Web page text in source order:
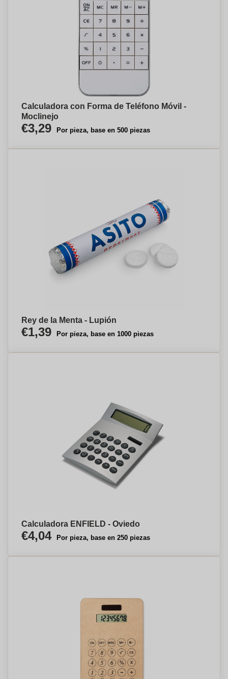
Calculadora con Forma de Teléfono Móvil -
Moclinejo
€3,29 Por pieza, base en 500 piezas
Rey de la Menta - Lupión
€1,39 Por pieza, base en 1000 piezas
Calculadora ENFIELD - Oviedo
€4,04 Por pieza, base en 250 piezas